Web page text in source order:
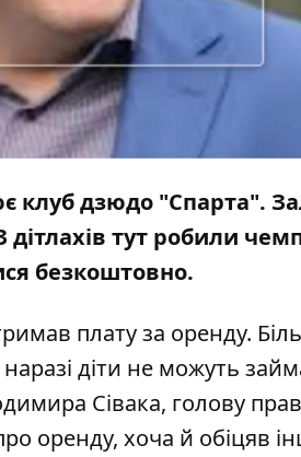
клуб дзюдо "Спарта".
тут робили
безкоштовно.
плату за оренду.
діти не можуть
Сівака, голову
оренду, хоча й обіцяв